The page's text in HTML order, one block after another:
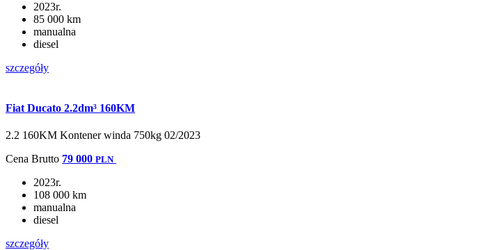
2023r.
85 000 km
manualna
diesel
szczegóły
Fiat Ducato 2.2dm³ 160KM
2.2 160KM Kontener winda 750kg 02/2023
Cena Brutto 79 000 PLN
2023r.
108 000 km
manualna
diesel
szczegóły